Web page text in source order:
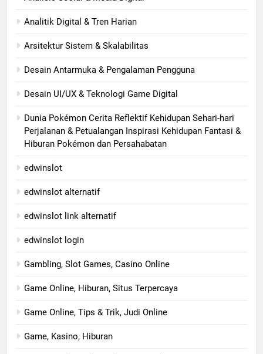
Analitik Digital & Tren Harian
Arsitektur Sistem & Skalabilitas
Desain Antarmuka & Pengalaman Pengguna
Desain UI/UX & Teknologi Game Digital
Dunia Pokémon Cerita Reflektif Kehidupan Sehari-hari
Perjalanan & Petualangan Inspirasi Kehidupan Fantasi &
Hiburan Pokémon dan Persahabatan
edwinslot
edwinslot alternatif
edwinslot link alternatif
edwinslot login
Gambling, Slot Games, Casino Online
Game Online, Hiburan, Situs Terpercaya
Game Online, Tips & Trik, Judi Online
Game, Kasino, Hiburan